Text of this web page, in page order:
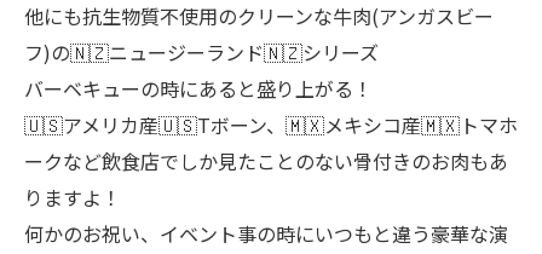
他にも抗生物質不使用のクリーンな牛肉(アンガスビー
フ)の🇳🇿ニュージーランド🇳🇿シリーズ
バーベキューの時にあると盛り上がる！
🇺🇸アメリカ産🇺🇸Tボーン、🇲🇽メキシコ産🇲🇽トマホ
ークなど飲食店でしか見たことのない骨付きのお肉もあ
りますよ！
何かのお祝い、イベント事の時にいつもと違う豪華な演